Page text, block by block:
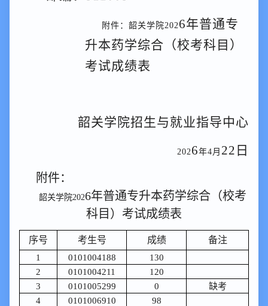
附件：韶关学院202 6年普通专
升本药学综合（校考科目）
考试成绩表
韶关学院招生与就业指导中心
202 6年4月 22 日
附件：
韶关学院2026年普通专升本药学综合（校考
科目）考试成绩表
序号 考生号 成绩 备注
1 0101004188
130
2
0101004211
120
3
0101005299 0
缺考
4
0101006910
98